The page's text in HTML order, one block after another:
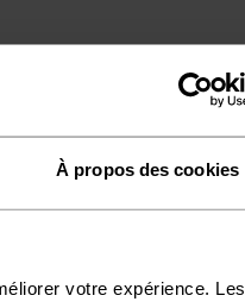
À propos des cookies
votre expérience. Les